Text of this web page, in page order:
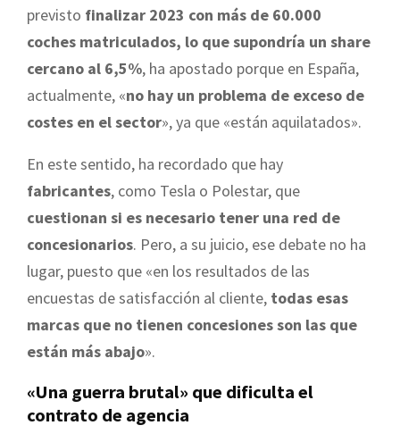
previsto finalizar 2023 con más de 60.000
coches matriculados, lo que supondría un share
cercano al 6,5%, ha apostado porque en España,
actualmente, «no hay un problema de exceso de
costes en el sector», ya que «están aquilatados».
En este sentido, ha recordado que hay
fabricantes, como Tesla o Polestar, que
cuestionan si es necesario tener una red de
concesionarios. Pero, a su juicio, ese debate no ha
lugar, puesto que «en los resultados de las
encuestas de satisfacción al cliente, todas esas
marcas que no tienen concesiones son las que
están más abajo».
«Una guerra brutal» que dificulta el
contrato de agencia